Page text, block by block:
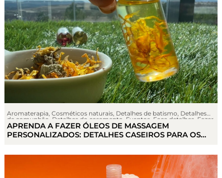
Aromaterapia Cosméticos naturais Detalhes de batismo Detalhes
de comunhão, Detalhes do casamento Eventos Faça detalhes Fazer
cremas,Sin categoría
APRENDA A FAZER ÓLEOS DE MASSAGEM
PERSONALIZADOS: DETALHES CASEIROS PARA OS